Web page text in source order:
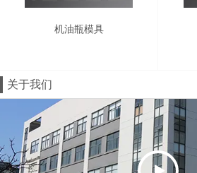
机油瓶模具
关于我们